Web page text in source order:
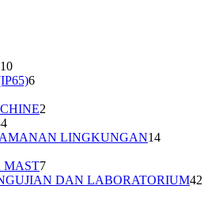
10
6
2
LINGKUNGAN14
MAST7
DAN LABORATORIUM42